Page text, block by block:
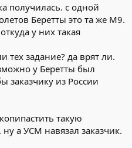
место быть более
ниже. А ствол остался на
расстояние от нижней
у нескольких пистолетов.
получилась. с одной
Беретты это та же М9.
у них такая
тех задание? да врят ли.
у Беретты был
заказчику из России
такую
а УСМ навязал заказчик.